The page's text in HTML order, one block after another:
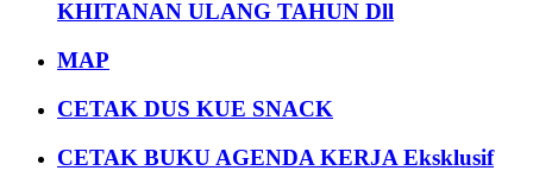
KHITANAN ULANG TAHUN Dll
MAP
CETAK DUS KUE SNACK
CETAK BUKU AGENDA KERJA Eksklusif